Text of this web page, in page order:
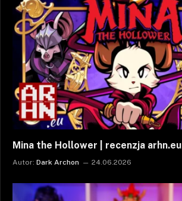
Mina the Hollower | recenzja arhn.eu
Autor: Dark Archon 24.06.2026